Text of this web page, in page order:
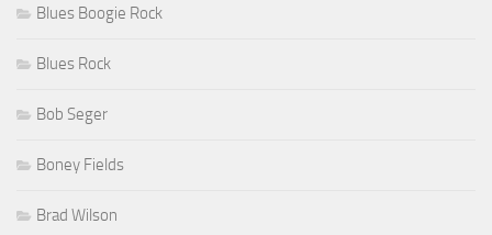
Blues Boogie Rock
Blues Rock
Bob Seger
Boney Fields
Brad Wilson